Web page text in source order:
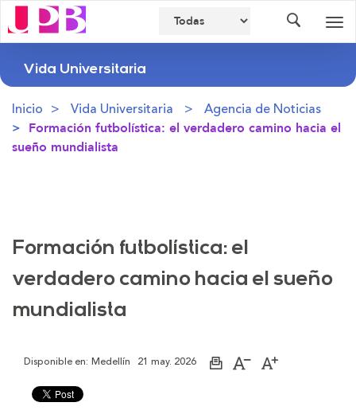
Vida Universitaria
Inicio Vida Universitaria Agencia de Noticias
Formación futbolística: el verdadero camino hacia el
sueño mundialista
Formación futbolística: el
verdadero camino hacia el sueño
mundialista
Disponible en: Medellín 21 may. 2026
ImprimirAumentarDisminuir